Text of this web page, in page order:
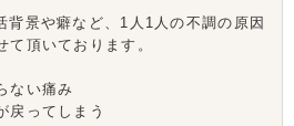
景や癖など、1人1人の不調の原因
て頂いております。
ない痛み
戻ってしまう